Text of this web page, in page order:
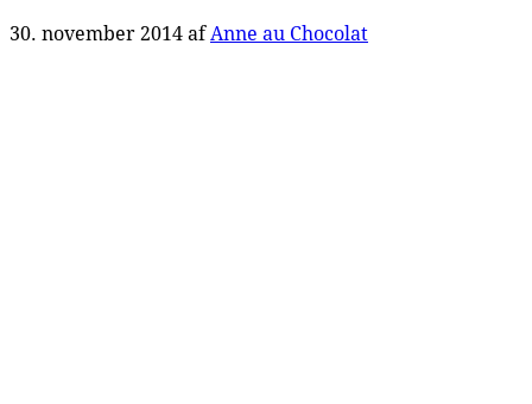
30. november 2014 afAnne au Chocolat